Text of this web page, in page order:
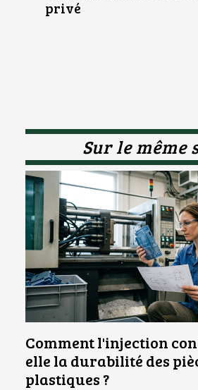
privé
Sur le même
Comment l'injection
elle la durabilité des
plastiques ?